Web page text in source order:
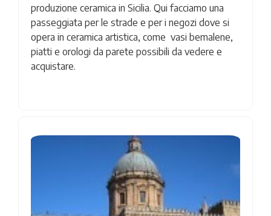
produzione ceramica in Sicilia. Qui facciamo una
passeggiata per le strade e per i negozi dove si
opera in ceramica artistica, come vasi bemalene,
piatti e orologi da parete possibili da vedere e
acquistare.